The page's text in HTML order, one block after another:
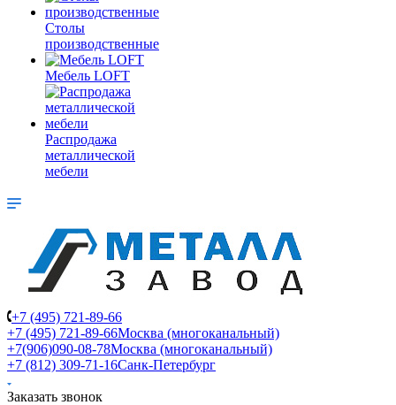
Столы
производственные
Мебель LOFT
Распродажа
металлической
мебели
+7 (495) 721-89-66
+7 (495) 721-89-66Москва (многоканальный)
+7(906)090-08-78Москва (многоканальный)
+7 (812) 309-71-16Санк-Петербург
Заказать звонок